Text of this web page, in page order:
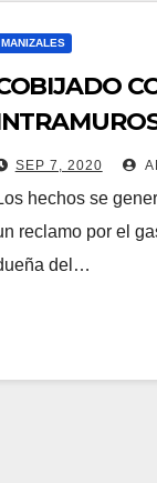
MANIZALES
SEP 7, 2020
hechos se
reclamo por el
del…